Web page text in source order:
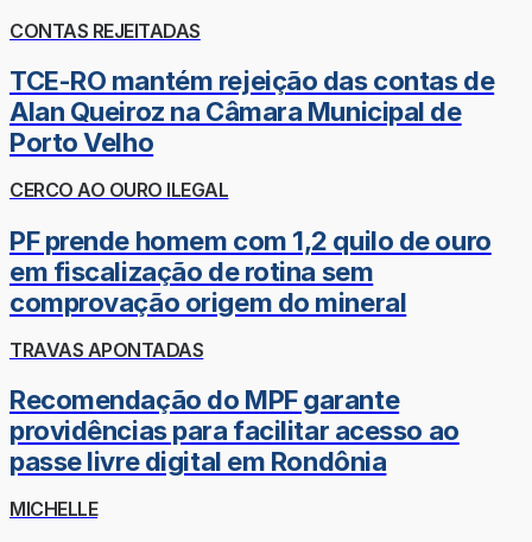
CONTAS REJEITADAS
TCE-RO mantém rejeição das contas de
Alan Queiroz na Câmara Municipal de
Porto Velho
CERCO AO OURO ILEGAL
PF prende homem com 1,2 quilo de ouro
em fiscalização de rotina sem
comprovação origem do mineral
TRAVAS APONTADAS
Recomendação do MPF garante
providências para facilitar acesso ao
passe livre digital em Rondônia
MICHELLE